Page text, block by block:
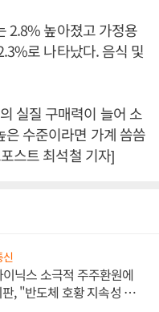
2.8% 높아졌고 가정용
로 나타났다. 음식 및
실질 구매력이 늘어 소
수준이라면 가계 씀씀
스트 최석철 기자]
신
닉스 소극적 주주환원에
, "반도체 호황 지속성 의